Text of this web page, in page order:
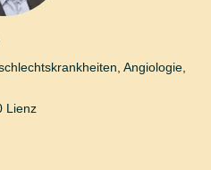
Angiologie,
Lienz